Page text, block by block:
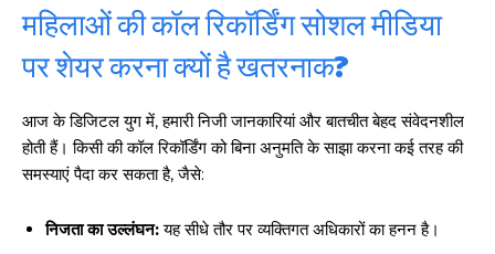
महिलाओं की कॉल रिकॉर्डिंग सोशल मीडिया
पर शेयर करना क्यों है खतरनाक?
आज के डिजिटल युग में, हमारी निजी जानकारियां और बातचीत बेहद संवेदनशील
होती हैं। किसी की कॉल रिकॉर्डिंग को बिना अनुमति के साझा करना कई तरह की
समस्याएं पैदा कर सकता है, जैसे:
निजता का उल्लंघन:यह सीधे तौर पर व्यक्तिगत अधिकारों का हनन है।